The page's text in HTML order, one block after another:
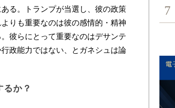
る。トランプが当選し、彼の政策
りも重要なのは彼の感情的・精神
彼らにとって重要なのはデサンテ
政能力ではない、とガネシュは論
か？
7